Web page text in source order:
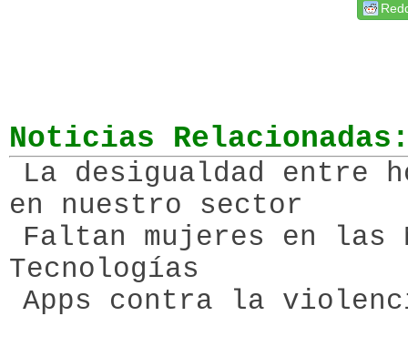
Noticias
La desigualdad entre
en nuestro sector
Faltan mujeres en las
Tecnologías
Apps contra la